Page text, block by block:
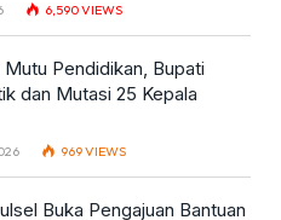
6,590VIEWS
Pendidikan, Bupati
dan Mutasi 25 Kepala
969VIEWS
Buka Pengajuan Bantuan